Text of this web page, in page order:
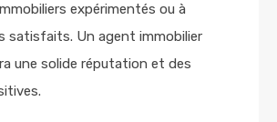
expérimentés ou à
satisfaits. Un agent immobilier
une solide réputation et des